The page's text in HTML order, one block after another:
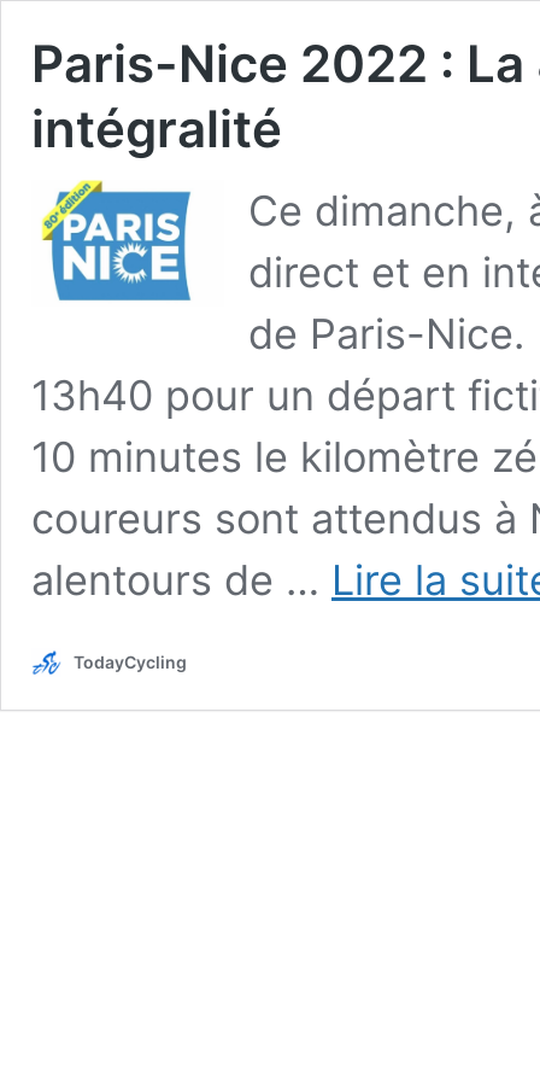
Paris-Nice 2022 :
intégralité
Ce dimanche,
direct et en
de Paris-Nice.
13h40 pour un départ
10 minutes le kilomètre
coureurs sont attendus à
alentours de … Lire la
TodayCycling